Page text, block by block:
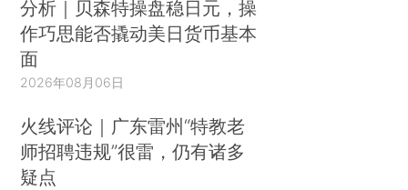
分析｜贝森特操盘稳日元，操
作巧思能否撬动美日货币基本
面
2026年08月06日
火线评论｜广东雷州“特教老
师招聘违规”很雷，仍有诸多
疑点